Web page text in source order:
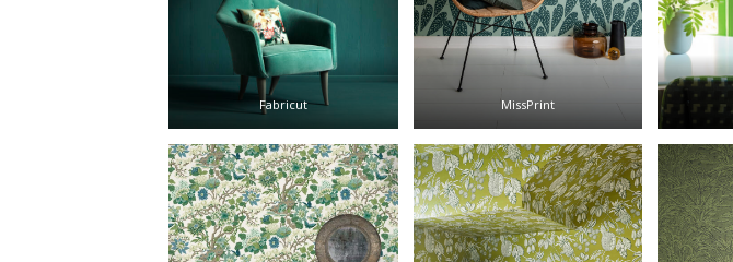
Fabricut MissPrint